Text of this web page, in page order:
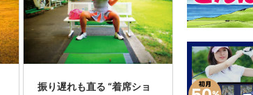
振り遅れも直る “着席ショ